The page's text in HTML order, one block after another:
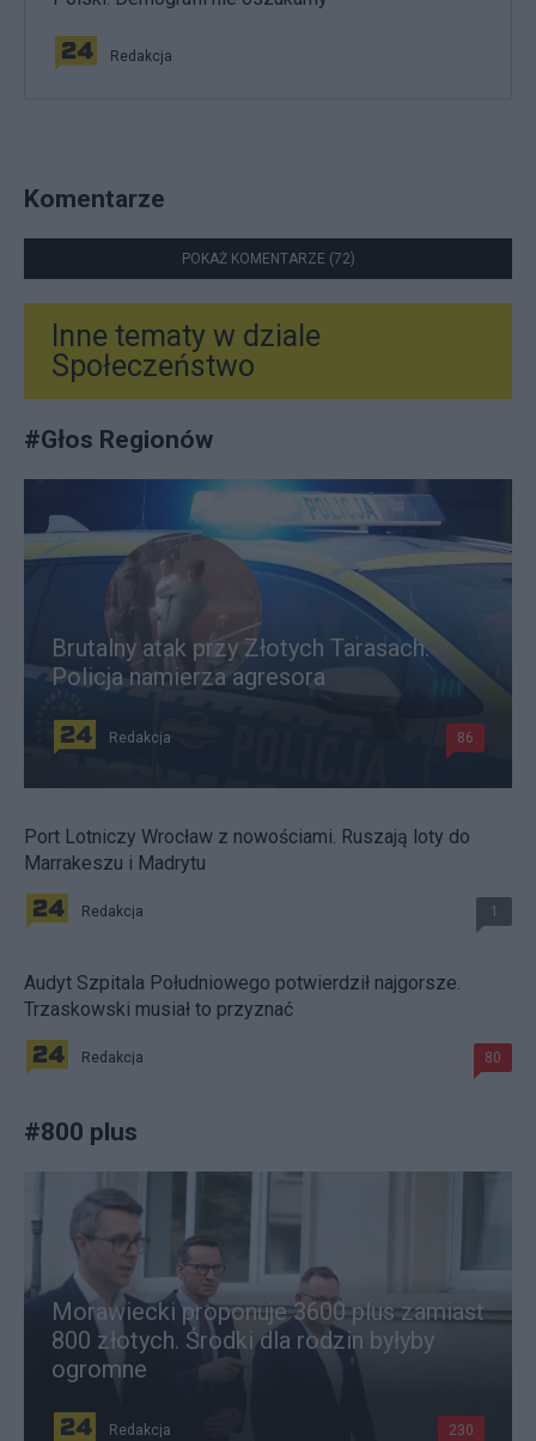
Redakcja
Komentarze
POKAŻ KOMENTARZE (72)
Inne tematy w dziale
Społeczeństwo
#Głos Regionów
Brutalny atak przy Złotych Tarasach.
Policja namierza agresora
Redakcja 86
Port Lotniczy Wrocław z nowościami. Ruszają loty do
Marrakeszu i Madrytu
Redakcja 1
Audyt Szpitala Południowego potwierdził najgorsze.
Trzaskowski musiał to przyznać
Redakcja 80
#800 plus
Morawiecki proponuje 3600 plus zamiast
800 złotych. Środki dla rodzin byłyby
ogromne
Redakcja 230